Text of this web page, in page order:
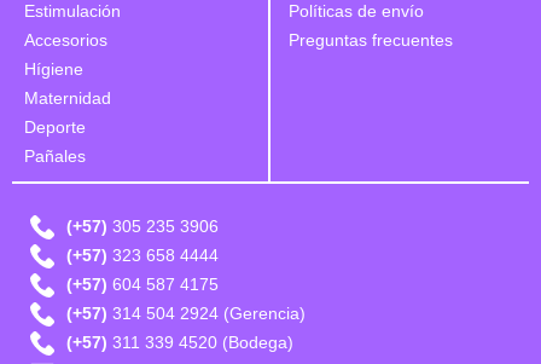
Estimulación
Accesorios
Hígiene
Maternidad
Deporte
Pañales
Políticas de envío
Preguntas frecuentes
(+57) 305 235 3906
(+57) 323 658 4444
(+57) 604 587 4175
(+57) 314 504 2924 (Gerencia)
(+57) 311 339 4520 (Bodega)